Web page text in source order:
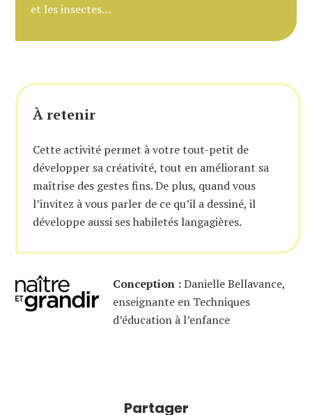
et les insectes…
À retenir
Cette activité permet à votre tout-petit de
développer sa créativité, tout en améliorant sa
maîtrise des gestes fins. De plus, quand vous
l’invitez à vous parler de ce qu’il a dessiné, il
développe aussi ses habiletés langagières.
Conception :Danielle Bellavance,
enseignante en Techniques
d’éducation à l’enfance
Partager